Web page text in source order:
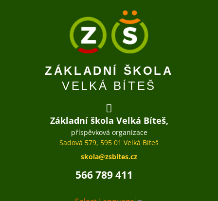
ZÁKLADNÍ ŠKOLA
VELKÁ BÍTEŠ
Základní škola Velká Bíteš,
příspěvková organizace
Sadová 579, 595 01 Velká Bíteš
skola@zsbites.cz
566 789 411